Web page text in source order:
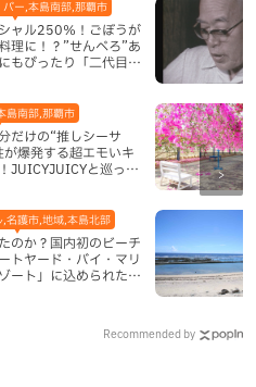
ャル250％！ごぼうが
理に！？”せんべろ”あ
もぴったり「二代目ふ
バー,本島南部,那覇市
だけの“推しシーサ
が爆発する超エモいキ
JUICYJUICYと巡って
島南部,那覇市
のか？国内初のビーチ
トヤード・バイ・マリ
ート」に込められた想
,名護市,地域,本島北部
Recommended by